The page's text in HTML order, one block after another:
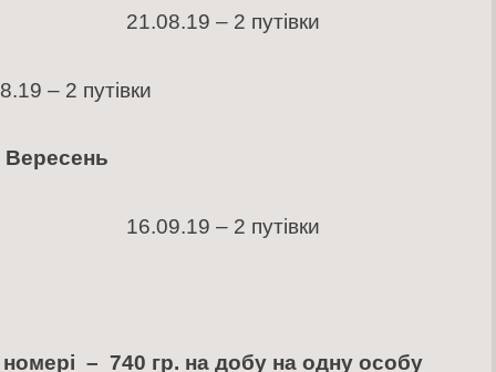
21.08.19 – 2 путівки
– 2 путівки
16.09.19 – 2 путівки
– 740 гр. на добу на одну особу